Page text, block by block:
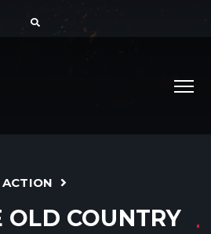
ACTION
COUNTRY